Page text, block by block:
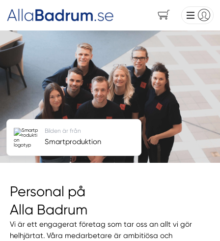
Personal på
Alla Badrum
Vi är ett engagerat företag som tar oss an allt vi gör
helhjärtat. Våra medarbetare är ambitiösa och
Bilden är från
Smartproduktion